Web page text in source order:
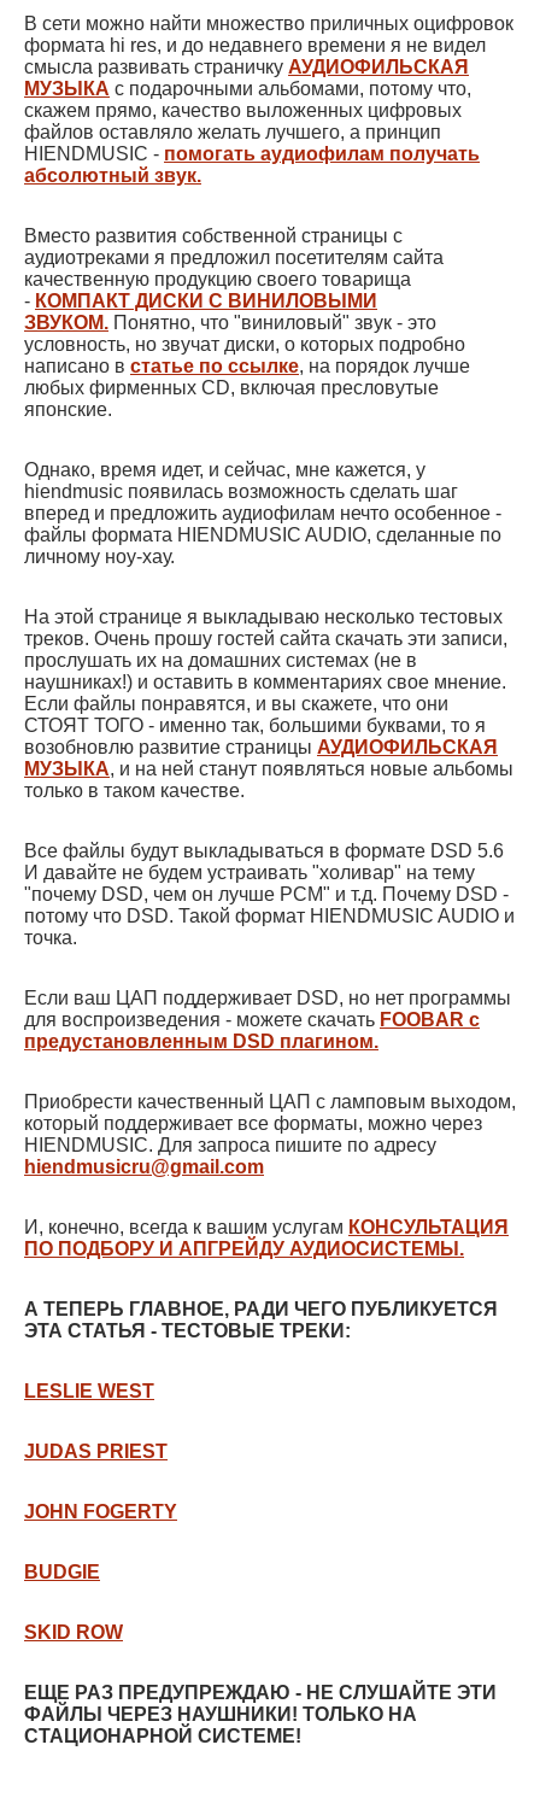
В сети можно найти множество приличных оцифровок
формата hi res, и до недавнего времени я не видел
смысла развивать страничку АУДИОФИЛЬСКАЯ
МУЗЫКА с подарочными альбомами, потому что,
скажем прямо, качество выложенных цифровых
файлов оставляло желать лучшего, а принцип
HIENDMUSIC - помогать аудиофилам получать
абсолютный звук.
Вместо развития собственной страницы с
аудиотреками я предложил посетителям сайта
качественную продукцию своего товарища
- КОМПАКТ ДИСКИ С ВИНИЛОВЫМИ
ЗВУКОМ. Понятно, что "виниловый" звук - это
условность, но звучат диски, о которых подробно
написано в статье по ссылке, на порядок лучше
любых фирменных CD, включая пресловутые
японские.
Однако, время идет, и сейчас, мне кажется, у
hiendmusic появилась возможность сделать шаг
вперед и предложить аудиофилам нечто особенное -
файлы формата HIENDMUSIC AUDIO, сделанные по
личному ноу-хау.
На этой странице я выкладываю несколько тестовых
треков. Очень прошу гостей сайта скачать эти записи,
прослушать их на домашних системах (не в
наушниках!) и оставить в комментариях свое мнение.
Если файлы понравятся, и вы скажете, что они
СТОЯТ ТОГО - именно так, большими буквами, то я
возобновлю развитие страницы АУДИОФИЛЬСКАЯ
МУЗЫКА, и на ней станут появляться новые альбомы
только в таком качестве.
Все файлы будут выкладываться в формате DSD 5.6
И давайте не будем устраивать "холивар" на тему
"почему DSD, чем он лучше PCM" и т.д. Почему DSD -
потому что DSD. Такой формат HIENDMUSIC AUDIO и
точка.
Если ваш ЦАП поддерживает DSD, но нет программы
для воспроизведения - можете скачать FOOBAR с
предустановленным DSD плагином.
Приобрести качественный ЦАП с ламповым выходом,
который поддерживает все форматы, можно через
HIENDMUSIC. Для запроса пишите по адресу
hiendmusicru@gmail.com
И, конечно, всегда к вашим услугам КОНСУЛЬТАЦИЯ
ПО ПОДБОРУ И АПГРЕЙДУ АУДИОСИСТЕМЫ.
А ТЕПЕРЬ ГЛАВНОЕ, РАДИ ЧЕГО ПУБЛИКУЕТСЯ
ЭТА СТАТЬЯ - ТЕСТОВЫЕ ТРЕКИ:
LESLIE WEST
JUDAS PRIEST
JOHN FOGERTY
BUDGIE
SKID ROW
ЕЩЕ РАЗ ПРЕДУПРЕЖДАЮ - НЕ СЛУШАЙТЕ ЭТИ
ФАЙЛЫ ЧЕРЕЗ НАУШНИКИ! ТОЛЬКО НА
СТАЦИОНАРНОЙ СИСТЕМЕ!